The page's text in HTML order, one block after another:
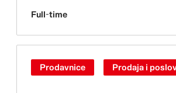
Full-time
Prodavnice Prodaja i